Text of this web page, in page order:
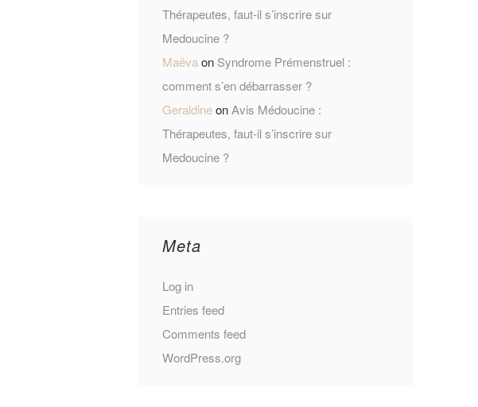
Thérapeutes, faut-il s’inscrire sur
Medoucine ?
Maëvaon Syndrome Prémenstruel :
comment s’en débarrasser ?
GeraldineonAvis Médoucine :
Thérapeutes, faut-il s’inscrire sur
Medoucine ?
Meta
Log in
Entries feed
Comments feed
WordPress.org